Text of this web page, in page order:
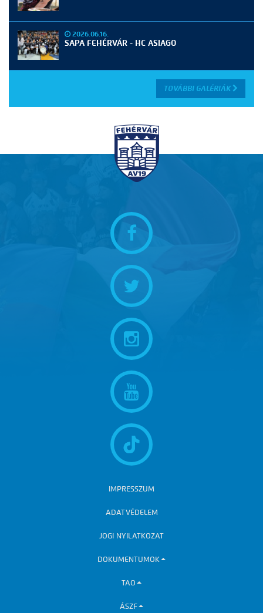
2026.06.16.
SAPA FEHÉRVÁR - HC ASIAGO
TOVÁBBI GALÉRIÁK
IMPRESSZUM
ADATVÉDELEM
JOGI NYILATKOZAT
DOKUMENTUMOK
TAO
ÁSZF